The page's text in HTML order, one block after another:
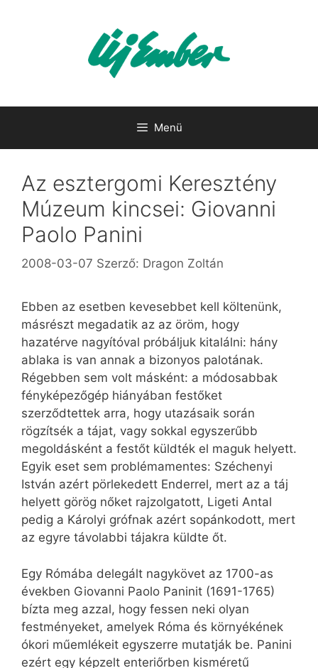
Menü
Az esztergomi Keresztény
Múzeum kincsei: Giovanni
Paolo Panini
2008-03-07 Szerző: Dragon Zoltán
Ebben az esetben kevesebbet kell költenünk,
másrészt megadatik az az öröm, hogy
hazatérve nagyítóval próbáljuk kitalálni: hány
ablaka is van annak a bizonyos palotának.
Régebben sem volt másként: a módosabbak
fényképezőgép hiányában festőket
szerződtettek arra, hogy utazásaik során
rögzítsék a tájat, vagy sokkal egyszerűbb
megoldásként a festőt küldték el maguk helyett.
Egyik eset sem problémamentes: Széchenyi
István azért pörlekedett Enderrel, mert az a táj
helyett görög nőket rajzolgatott, Ligeti Antal
pedig a Károlyi grófnak azért sopánkodott, mert
az egyre távolabbi tájakra küldte őt.
Egy Rómába delegált nagykövet az 1700-as
években Giovanni Paolo Paninit (1691-1765)
bízta meg azzal, hogy fessen neki olyan
festményeket, amelyek Róma és környékének
ókori műemlékeit egyszerre mutatják be. Panini
ezért egy képzelt enteriőrben kisméretű